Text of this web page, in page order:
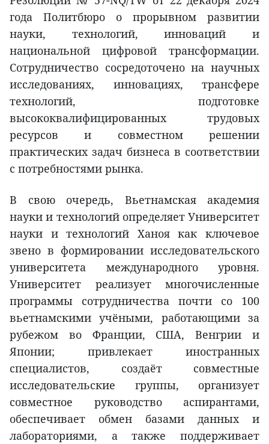
года Политбюро о прорывном развитии
науки, технологий, инноваций и
национальной цифровой трансформации.
Сотрудничество сосредоточено на научных
исследованиях, инновациях, трансфере
технологий, подготовке
высококвалифицированных трудовых
ресурсов и совместном решении
практических задач бизнеса в соответствии
с потребностями рынка.
В свою очередь, Вьетнамская академия
науки и технологий определяет Университет
науки и технологий Ханоя как ключевое
звено в формировании исследовательского
университета международного уровня.
Университет реализует многочисленные
программы сотрудничества почти со 100
вьетнамскими учёными, работающими за
рубежом во Франции, США, Венгрии и
Японии; привлекает иностранных
специалистов, создаёт совместные
исследовательские группы, организует
совместное руководство аспирантами,
обеспечивает обмен базами данных и
лабораториями, а также поддерживает